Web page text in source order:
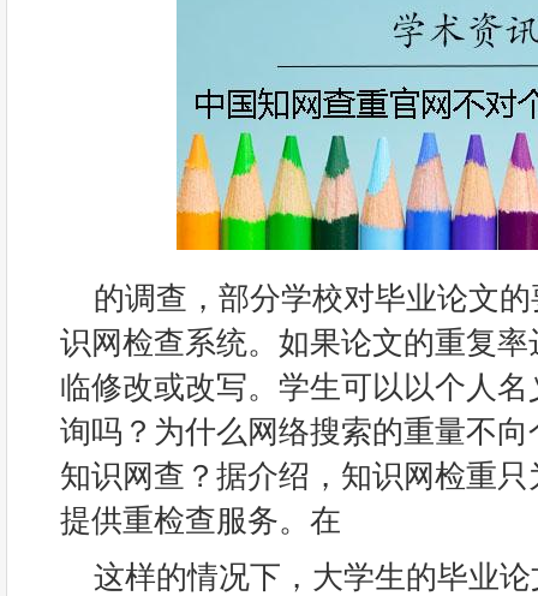
的调查，部分学校对毕业论文
识网检查系统。如果论文的重复
临修改或改写。学生可以以个人
询吗？为什么网络搜索的重量不
知识网查？据介绍，知识网检重
提供重检查服务。在
这样的情况下，大学生的毕业